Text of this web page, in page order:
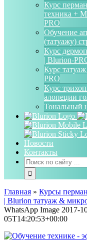
Курс
техника +
PRO
Обучение
(татуажу)
Курс
| Blurion-
Курс
PRO
Курс
алопеции
Тональный
Новости
Контакты
Главная » Курсы
| Blurion татуаж &
WhatsApp Image 2017-
05T14:20:53+00:00